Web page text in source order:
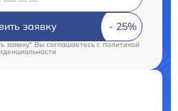
заявку
заявку" Вы соглашаетесь c политикой